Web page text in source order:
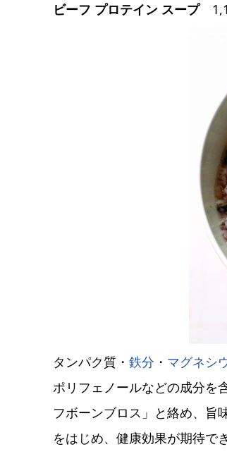
ビーフ プロテイン スープ
タンパク質・ 鉄分 ・ マグネシ
ポリフェノールなどの成分を
フボーンブロス」と絡め、旨
をはじめ、健康効果が期待で